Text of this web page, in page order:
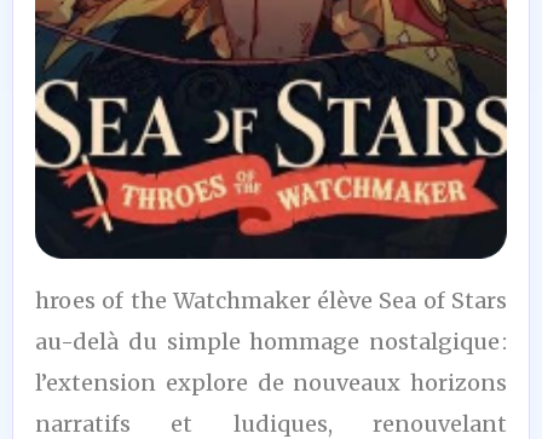
8,5
/10
hroes of the Watchmaker élève Sea of Stars
au-delà du simple hommage nostalgique :
l’extension explore de nouveaux horizons
narratifs et ludiques, renouvelant